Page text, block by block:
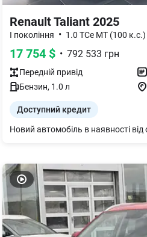
Renault Taliant 2025
I покоління • 1.0 TCe MT (100 к.с.)
17 754 $ • 792 533 грн
Передній привід
Бензин, 1.0 л
Доступний кредит